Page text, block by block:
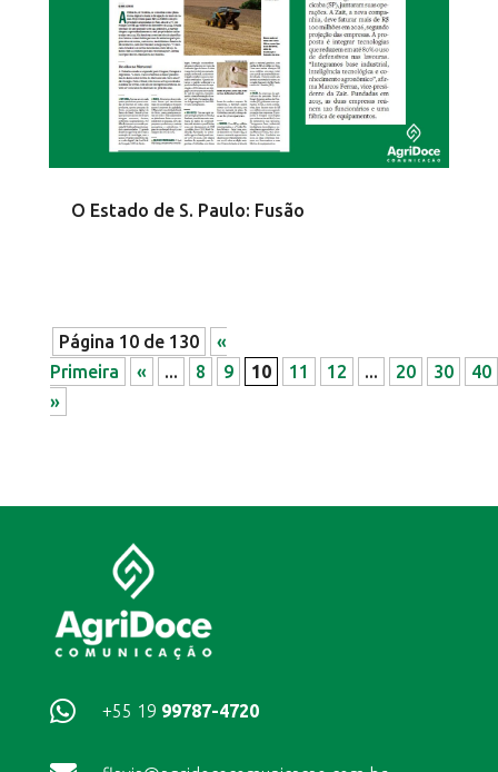
O Estado de S. Paulo: Fusão
Página 10 de 130
«
Primeira
« ... 8 9 10 11 12 ... 20 30
40
»
 +55 19 99787-4720